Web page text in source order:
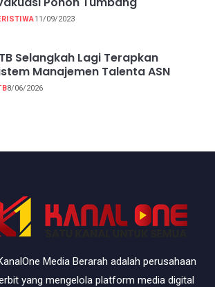
11/09/2023
Selangkah Lagi Terapkan
Manajemen Talenta ASN
8/06/2026
Media Berarah adalah perusahaan
yang mengelola platform media digital